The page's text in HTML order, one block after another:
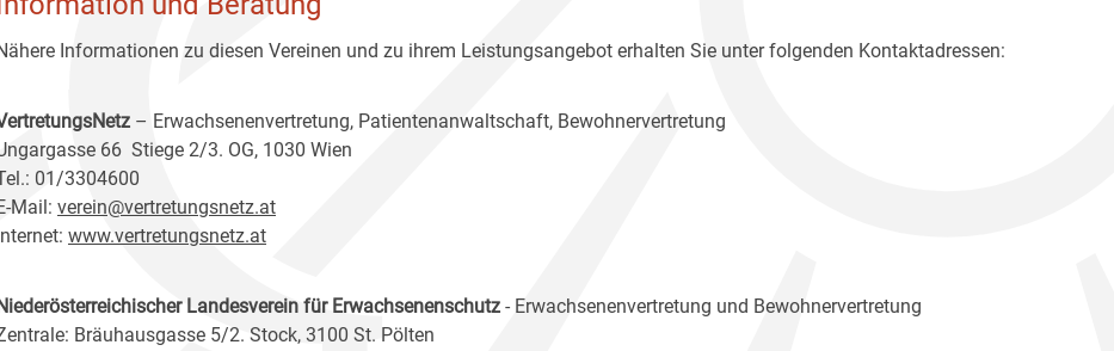
Informationen zu diesen Vereinen und zu ihrem Leistungsangebot erhalten Sie unter folgenden Kontaktadressen:
– Erwachsenenvertretung, Patientenanwaltschaft, Bewohnervertretung
66 Stiege 2/3. OG, 1030 Wien
01/3304600
Mail: verein@vertretungsnetz.at
www.vertretungsnetz.at
Landesverein für Erwachsenenschutz - Erwachsenenvertretung und Bewohnervertretung
Bräuhausgasse 5/2. Stock, 3100 St. Pölten